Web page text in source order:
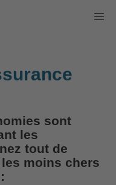
sont
les
tout de
moins chers